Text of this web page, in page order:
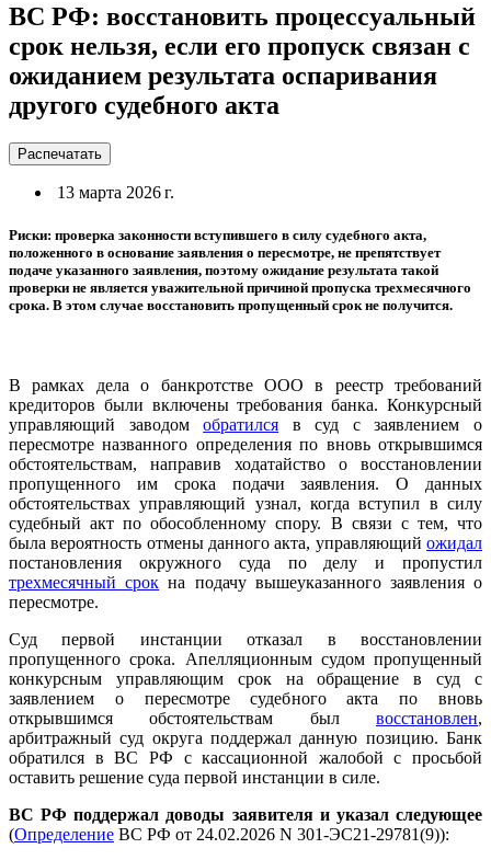
ВС РФ: восстановить процессуальный
срок нельзя, если его пропуск связан с
ожиданием результата оспаривания
другого судебного акта
Распечатать
13 марта 2026 г.
Риски: проверка законности вступившего в силу судебного акта,
положенного в основание заявления о пересмотре, не препятствует
подаче указанного заявления, поэтому ожидание результата такой
проверки не является уважительной причиной пропуска трехмесячного
срока. В этом случае восстановить пропущенный срок не получится.
В рамках дела о банкротстве ООО в реестр требований
кредиторов были включены требования банка. Конкурсный
управляющий заводомобратился в суд с заявлением о
пересмотре названного определения по вновь открывшимся
обстоятельствам, направив ходатайство о восстановлении
пропущенного им срока подачи заявления. О данных
обстоятельствах управляющий узнал, когда вступил в силу
судебный акт по обособленному спору. В связи с тем, что
была вероятность отмены данного акта, управляющий ожидал
постановления окружного суда по делу и пропустил
трехмесячный срок на подачу вышеуказанного заявления о
пересмотре.
Суд первой инстанции отказал в восстановлении
пропущенного срока. Апелляционным судом пропущенный
конкурсным управляющим срок на обращение в суд с
заявлением о пересмотре судебного акта по вновь
открывшимся обстоятельствам был восстановлен,
арбитражный суд округа поддержал данную позицию. Банк
обратился в ВС РФ с кассационной жалобой с просьбой
оставить решение суда первой инстанции в силе.
ВС РФ поддержал доводы заявителя и указал следующее
(Определение ВС РФ от 24.02.2026 N 301-ЭС21-29781(9)):